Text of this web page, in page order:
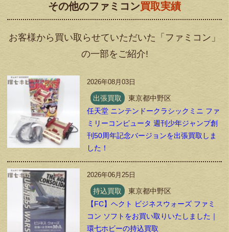
その他のファミコン買取実績
お客様から買い取らせていただいた「ファミコン」
の一部をご紹介!
2026年08月03日
出張買取
東京都中野区
任天堂 ニンテンドークラシックミニ ファ
ミリーコンピュータ 週刊少年ジャンプ創
刊50周年記念バージョンを出張買取しま
した！
2026年06月25日
持込買取
東京都中野区
【FC】ヘクト ビジネスウォーズ ファミ
コン ソフトをお買い取りいたしました｜
環七ホビーの持込買取